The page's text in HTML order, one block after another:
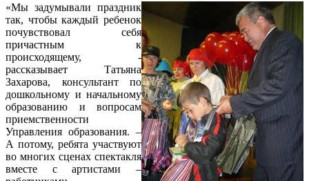
«Мы задумывали праздник
так, чтобы каждый ребенок
почувствовал себя
причастным к
происходящему, -
рассказывает Татьяна
Захарова, консультант по
дошкольному и начальному
образованию и вопросам
приемственности
Управления образования. –
А потому, ребята участвуют
во многих сценах спектакля
вместе с артистами –